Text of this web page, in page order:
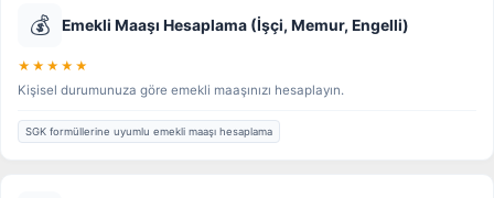
💰 Emekli Maaşı Hesaplama (İşçi, Memur, Engelli)
★★★★★
Kişisel durumunuza göre emekli maaşınızı hesaplayın.
SGK formüllerine uyumlu emekli maaşı hesaplama